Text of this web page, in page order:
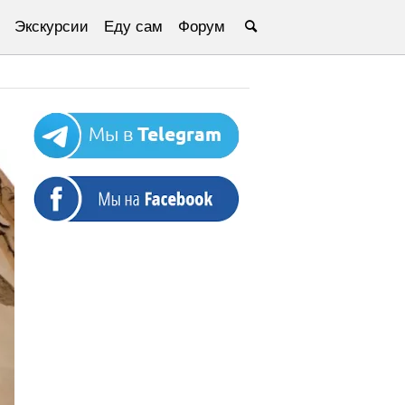
Экскурсии Еду сам Форум